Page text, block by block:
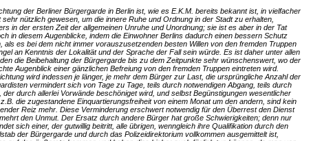
der Berliner Bürgergarde in Berlin ist, wie es E.K.M. bereits bekannt ist, in vielfacher
sehr nützlich gewesen, um die innere Ruhe und Ordnung in der Stadt zu erhalten,
in der ersten Zeit der allgemeinen Unruhe und Unordnung; sie ist es aber in der Tat
in diesem Augenblicke, indem die Einwohner Berlins dadurch einen bessern Schutz
als es bei dem nicht immer vorauszusetzenden besten Willen von den fremden Truppen
an Kenntnis der Lokalität und der Sprache der Fall sein würde. Es ist daher unter allen
die Beibehaltung der Bürgergarde bis zu dem Zeitpunkte sehr wünschenswert, wo der
Augenblick einer gänzlichen Befreiung von den fremden Truppen eintreten wird.
wird indessen je länger, je mehr dem Bürger zur Last, die ursprüngliche Anzahl der
vermindert sich von Tage zu Tage, teils durch notwendigen Abgang, teils durch
der durch allerlei Vorwände beschöniget wird, und selbst Begünstigungen wesentlicher
die zugestandene Einquartierungsfreiheit von einem Monat um den andern, sind kein
Reiz mehr. Diese Verminderung erschwert notwendig für den Überrest den Dienst
den Unmut. Der Ersatz durch andere Bürger hat große Schwierigkeiten; denn nur
sich einer, der gutwillig beitritt, alle übrigen, wenngleich ihre Qualifikation durch den
der Bürgergarde und durch das Polizeidirektorium vollkommen ausgemittelt ist,